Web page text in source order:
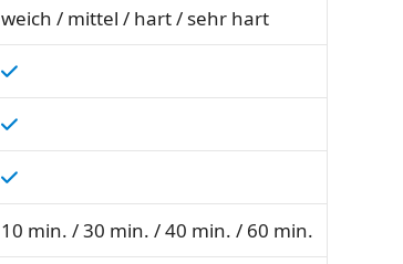
weich / mittel / hart / sehr hart
10 min. / 30 min. / 40 min. / 60 min.